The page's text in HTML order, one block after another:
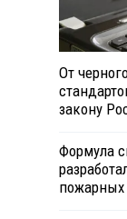
От
закону
Формула
пожарных